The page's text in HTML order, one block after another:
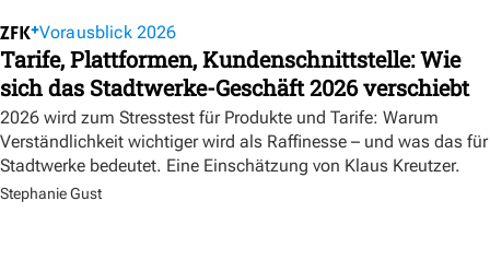
Vorausblick 2026
Tarife, Plattformen, Kundenschnittstelle: Wie
sich das Stadtwerke-Geschäft 2026 verschiebt
2026 wird zum Stresstest für Produkte und Tarife: Warum
Verständlichkeit wichtiger wird als Raffinesse – und was das für
Stadtwerke bedeutet. Eine Einschätzung von Klaus Kreutzer.
Stephanie Gust